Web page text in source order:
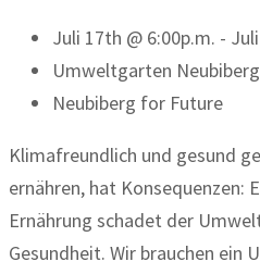
Juli 17th @ 6:00p.m. -
Umweltgarten Neubiberg
Neubiberg for Future
Klimafreundlich und gesund
ernähren, hat Konsequenzen:
Ernährung schadet der
Gesundheit. Wir brauchen ein